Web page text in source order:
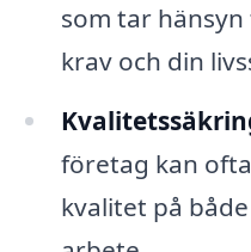
som tar
krav och din
företag kan
kvalitet på